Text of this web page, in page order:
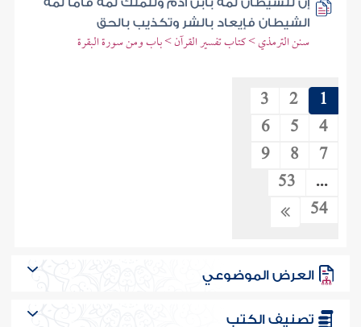
إن للشيطان لمة بابن آدم وللملك لمة فأما لمة
الشيطان فإيعاد بالشر وتكذيب بالحق
سنن الترمذي > كتاب تفسير القرآن > باب ومن سورة البقرة
1
2
3
4
5
6
7
8
9
...
53
54
العرض الموضوعي
تصنيف الكتب